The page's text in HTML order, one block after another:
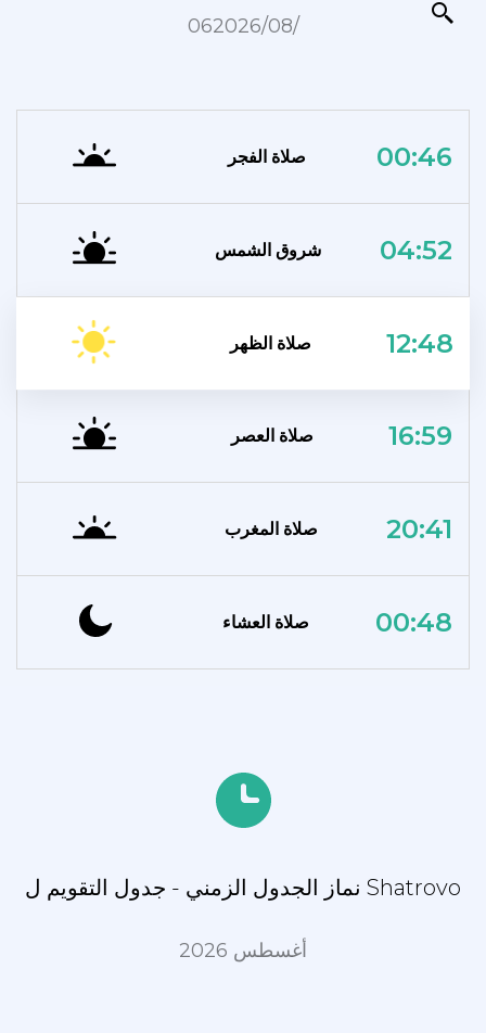
06‏/08‏/2026
صلاة الفجر 00:46
شروق الشمس 04:52
صلاة الظهر 12:48
صلاة العصر 16:59
صلاة المغرب 20:41
صلاة العشاء 00:48
نماز الجدول الزمني - جدول التقويم ل Shatrovo
أغسطس 2026